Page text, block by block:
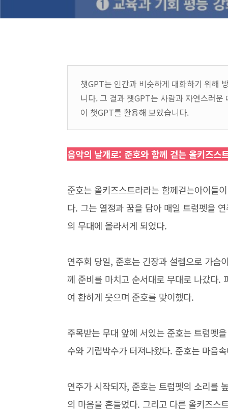
챗GPT는 인간과 비슷하게 대화하기 위해
니다. 그 결과 챗GPT는 사람과 자연스러
이 챗GPT를 활용해 보았습니다.
음악의 날개로: 준호와 함께 걷는 올키즈스
준호는 올키즈스트라라는 함께걷는아이들
다. 그는 열정과 꿈을 담아 매일 트럼펫을
의 무대에 올라서게 되었다.
연주회 당일, 준호는 긴장과 설렘으로 가슴
께 준비를 마치고 순서대로 무대로 나갔다.
여 환하게 웃으며 준호를 맞이했다.
주목받는 무대 앞에 서있는 준호는 트럼펫
수와 기립박수가 터져나왔다. 준호는 마음
연주가 시작되자, 준호는 트럼펫의 소리를
의 마음을 흔들었다. 그리고 다른 올키즈스